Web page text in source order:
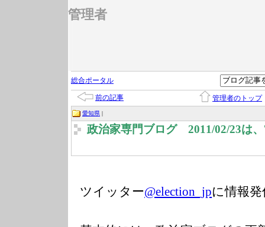
管理者
総合ポータル
前の記事 管理者のトップ
愛知県 |
政治家専門ブログ 2011/02/23は
ツイッター@election_jpに情報